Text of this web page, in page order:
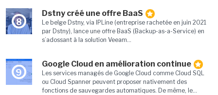
8
Dstny créé une offre BaaS
Le belge Dstny, via IPLine (entreprise rachetée en juin 2021
par Dstny), lance une offre BaaS (Backup-as-a-Service) en
s’adossant à la solution Veeam...
9
Google Cloud en amélioration continue
Les services managés de Google Cloud comme Cloud SQL
ou Cloud Spanner peuvent proposer nativement des
fonctions de sauvegardes automatiques. De même, le...